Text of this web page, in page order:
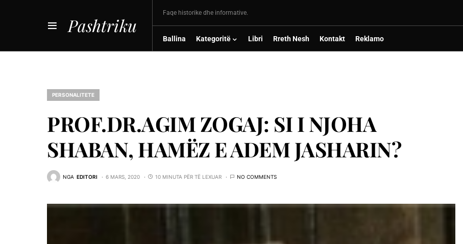
Pashtriku
Faqe historike dhe informative.
Ballina Kategoritë Libri Rreth Nesh Kontakt Reklamo
PERSONALITETE
PROF.DR.AGIM ZOGAJ: SI I NJOHA
SHABAN, HAMËZ E ADEM JASHARIN?
NGA EDITORI 6 MARS, 2020 10 MINUTA PËR TË LEXUAR NO COMMENTS